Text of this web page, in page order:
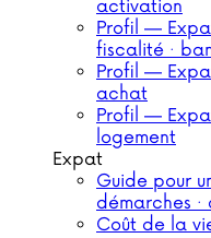
activation
Profil —
fiscalité ·
Profil —
achat
Profil —
logement
Expat
Guide pour
démarches ·
Coût de la